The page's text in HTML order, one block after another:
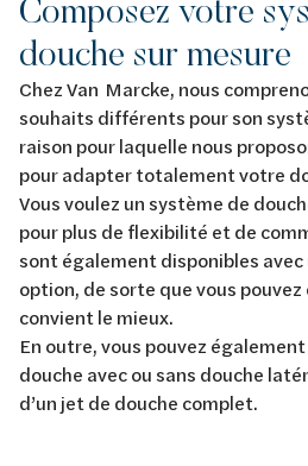
Composez votre
douche sur mesure
Chez Van Marcke, nous
souhaits différents pour son
raison pour laquelle nous
pour adapter totalement votre
Vous voulez un système de
pour plus de flexibilité et de
sont également disponibles
option, de sorte que vous pouvez
convient le mieux.
En outre, vous pouvez
douche avec ou sans douche
d’un jet de douche complet.